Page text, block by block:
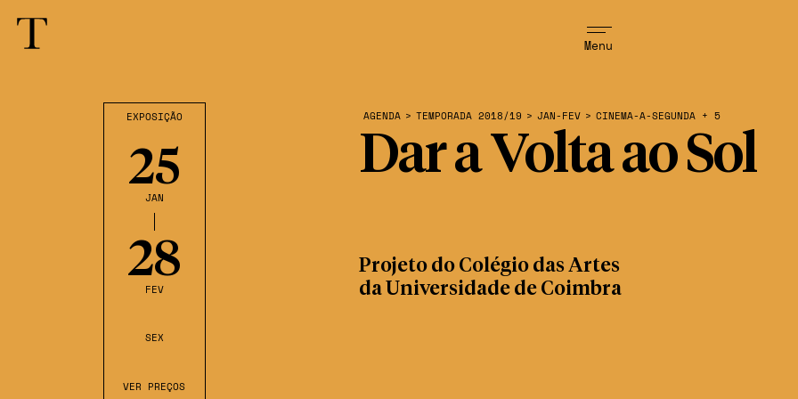
Menu
Dar a Volta ao Sol
EXPOSIÇÃO
25
JAN
28
FEV
SEX
VER PREÇOS
AGENDA > TEMPORADA 2018/19 > JAN-FEV > CINEMA-A-SEGUNDA + 5
Projeto do Colégio das Artes
da Universidade de Coimbra